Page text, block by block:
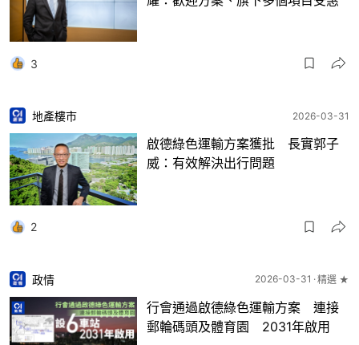
3
地產樓市 2026-03-31
啟德綠色運輸方案獲批 長實郭子
威：有效解決出行問題
2
政情 2026-03-31 精選 ★
行會通過啟德綠色運輸方案 連接
郵輪碼頭及體育園 2031年啟用